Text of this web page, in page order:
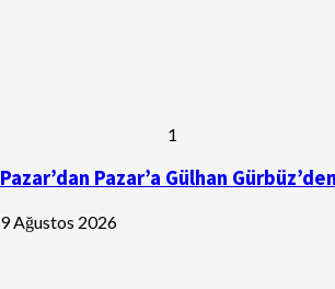
1
Pazar’dan Pazar’a Gülhan
9 Ağustos 2026